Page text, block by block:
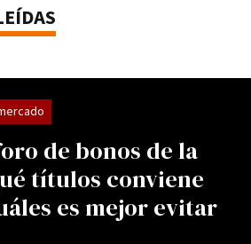
de bonos de la
títulos conviene
es mejor evitar